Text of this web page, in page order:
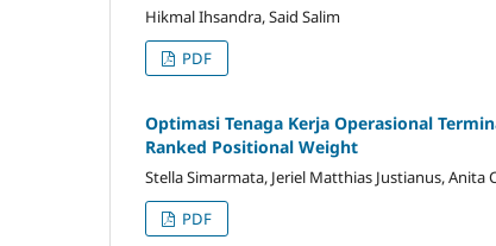
Hikmal Ihsandra, Said Salim
PDF
Optimasi Tenaga Kerja Operasional
Ranked Positional Weight
Stella Simarmata, Jeriel Matthias Justianus, Anita
PDF